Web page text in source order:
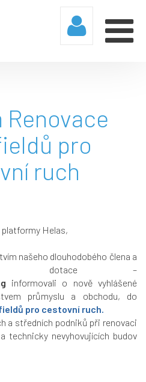
Renovace
pro
ruch
Helas,
našeho dlouhodobého člena a
na dotace –
informovali o nově vyhlášené
průmyslu a obchodu, do
pro cestovní ruch.
a středních podniků při renovaci
technicky nevyhovujících budov